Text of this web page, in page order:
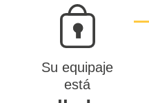
Su equipaje
está